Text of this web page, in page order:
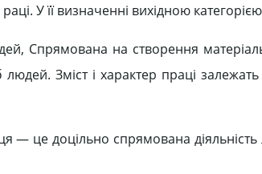
У її визначенні вихідною
Спрямована на створення
Зміст і характер праці
— це доцільно спрямована